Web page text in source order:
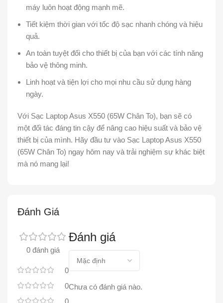
máy luôn hoạt động mạnh mẽ.
Tiết kiệm thời gian với tốc độ sạc nhanh chóng và hiệu
quả.
An toàn tuyệt đối cho thiết bị của bạn với các tính năng
bảo vệ thông minh.
Linh hoạt và tiện lợi cho mọi nhu cầu sử dụng hàng
ngày.
Với Sạc Laptop Asus X550 (65W Chân To), bạn sẽ có
một đối tác đáng tin cậy để nâng cao hiệu suất và bảo vệ
thiết bị của mình. Hãy đầu tư vào Sạc Laptop Asus X550
(65W Chân To) ngay hôm nay và trải nghiệm sự khác biệt
mà nó mang lại!
Đánh Giá
0 đánh giá
0
0
0
Đánh giá
Chưa có đánh giá nào.